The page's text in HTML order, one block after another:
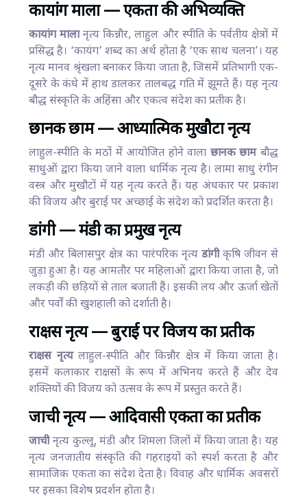
कायांग माला — एकता की अभिव्यक्ति
कायांग मालानृत्य किन्नौर, लाहुल और स्पीति के पर्वतीय क्षेत्रों में
प्रसिद्ध है। ‘कायंग’ शब्द का अर्थ होता है ‘एक साथ चलना’। यह
नृत्य मानव श्रृंखला बनाकर किया जाता है, जिसमें प्रतिभागी एक-
दूसरे के कंधे में हाथ डालकर तालबद्ध गति में झूमते हैं। यह नृत्य
बौद्ध संस्कृति के अहिंसा और एकत्व संदेश का प्रतीक है।
छानक छाम — आध्यात्मिक मुखौटा नृत्य
लाहुल-स्पीति के मठों में आयोजित होने वाला छानक छामबौद्ध
साधुओं द्वारा किया जाने वाला धार्मिक नृत्य है। लामा साधु रंगीन
वस्त्र और मुखौटों में यह नृत्य करते हैं। यह अंधकार पर प्रकाश
की विजय और बुराई पर अच्छाई के संदेश को प्रदर्शित करता है।
डांगी — मंडी का प्रमुख नृत्य
मंडी और बिलासपुर क्षेत्र का पारंपरिक नृत्य डांगीकृषि जीवन से
जुड़ा हुआ है। यह आमतौर पर महिलाओं द्वारा किया जाता है, जो
लकड़ी की छड़ियों से ताल बजाती हैं। इसकी लय और ऊर्जा खेतों
और पर्वों की खुशहाली को दर्शाती है।
राक्षस नृत्य — बुराई पर विजय का प्रतीक
राक्षस नृत्यलाहुल-स्पीति और किन्नौर क्षेत्र में किया जाता है।
इसमें कलाकार राक्षसों के रूप में अभिनय करते हैं और देव
शक्तियों की विजय को उत्सव के रूप में प्रस्तुत करते हैं।
जाची नृत्य — आदिवासी एकता का प्रतीक
जाचीनृत्य कुल्लू, मंडी और शिमला जिलों में किया जाता है। यह
नृत्य जनजातीय संस्कृति की गहराइयों को स्पर्श करता है और
सामाजिक एकता का संदेश देता है। विवाह और धार्मिक अवसरों
पर इसका विशेष प्रदर्शन होता है।